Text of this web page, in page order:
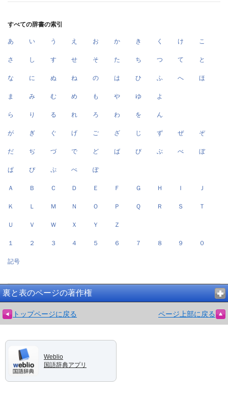
すべての辞書の索引
あ い う え お か き く け こ
さ し す せ そ た ち つ て と
な に ぬ ね の は ひ ふ へ ほ
ま み む め も や ゆ よ
ら り る れ ろ わ を ん
が ぎ ぐ げ ご ざ じ ず ぜ ぞ
だ ぢ づ で ど ば び ぶ べ ぼ
ぱ ぴ ぷ ぺ ぽ
Ａ Ｂ Ｃ Ｄ Ｅ Ｆ Ｇ Ｈ Ｉ Ｊ
Ｋ Ｌ Ｍ Ｎ Ｏ Ｐ Ｑ Ｒ Ｓ Ｔ
Ｕ Ｖ Ｗ Ｘ Ｙ Ｚ
１ ２ ３ ４ ５ ６ ７ ８ ９ ０
記号
裏と表のページの著作権
トップページに戻る ページ上部に戻る
Weblio
国語辞典アプリ